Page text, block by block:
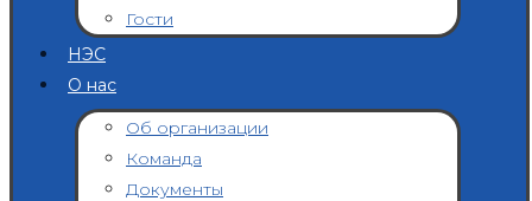
Гости
НЭС
О нас
Об организации
Команда
Документы